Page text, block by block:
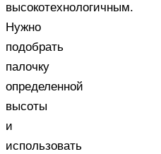
высокотехнологичным.
Нужно
подобрать
палочку
определенной
высоты
и
использовать